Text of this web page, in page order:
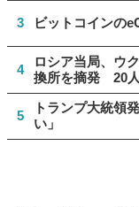
3 ビットコインの
4
ロシア当局、ウ
換所を摘発 20
5
トランプ大統領
い」